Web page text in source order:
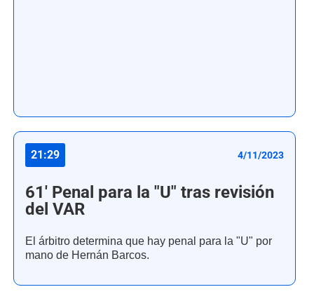
21:29 4/11/2023
61' Penal para la "U" tras revisión
del VAR
El árbitro determina que hay penal para la "U" por
mano de Hernán Barcos.